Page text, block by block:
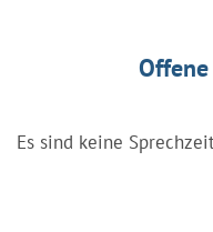
Es sind keine